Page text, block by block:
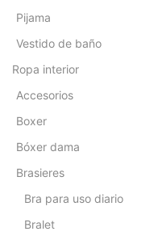
Pijama
Vestido de baño
Ropa interior
Accesorios
Boxer
Bóxer dama
Brasieres
Bra para uso diario
Bralet